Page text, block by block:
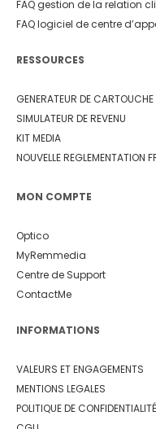
FAQ gestion de la relation
FAQ logiciel de centre
RESSOURCES
GENERATEUR DE CARTOUCHE
SIMULATEUR DE REVENU
KIT MEDIA
NOUVELLE REGLEMENTATION
MON COMPTE
Optico
MyRemmedia
Centre de Support
ContactMe
INFORMATIONS
VALEURS ET ENGAGEMENTS
MENTIONS LEGALES
POLITIQUE DE CONFIDENTIALITÉ